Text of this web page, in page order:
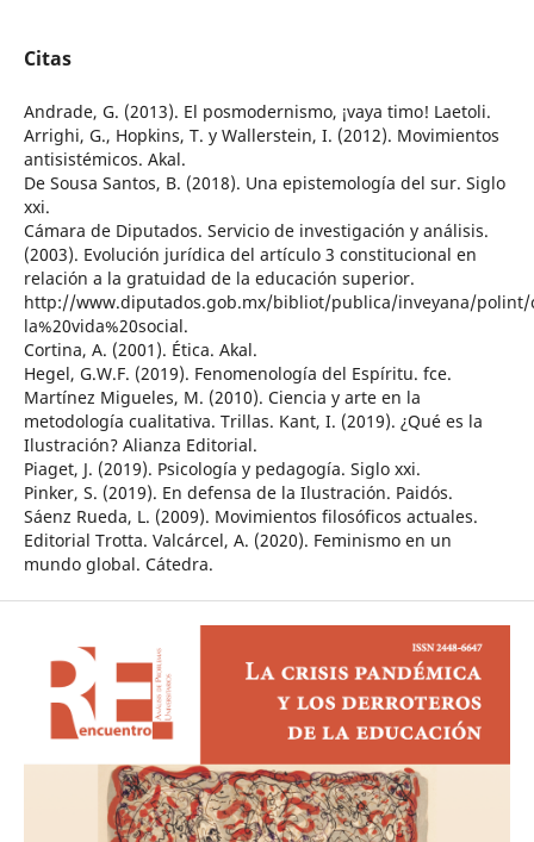
Citas
Andrade, G. (2013). El posmodernismo, ¡vaya timo! Laetoli.
Arrighi, G., Hopkins, T. y Wallerstein, I. (2012). Movimientos
antisistémicos. Akal.
De Sousa Santos, B. (2018). Una epistemología del sur. Siglo
xxi.
Cámara de Diputados. Servicio de investigación y análisis.
(2003). Evolución jurídica del artículo 3 constitucional en
relación a la gratuidad de la educación superior.
http://www.diputados.gob.mx/bibliot/publica/inveyana/polint/
la%20vida%20social.
Cortina, A. (2001). Ética. Akal.
Hegel, G.W.F. (2019). Fenomenología del Espíritu. fce.
Martínez Migueles, M. (2010). Ciencia y arte en la
metodología cualitativa. Trillas. Kant, I. (2019). ¿Qué es la
Ilustración? Alianza Editorial.
Piaget, J. (2019). Psicología y pedagogía. Siglo xxi.
Pinker, S. (2019). En defensa de la Ilustración. Paidós.
Sáenz Rueda, L. (2009). Movimientos filosóficos actuales.
Editorial Trotta. Valcárcel, A. (2020). Feminismo en un
mundo global. Cátedra.